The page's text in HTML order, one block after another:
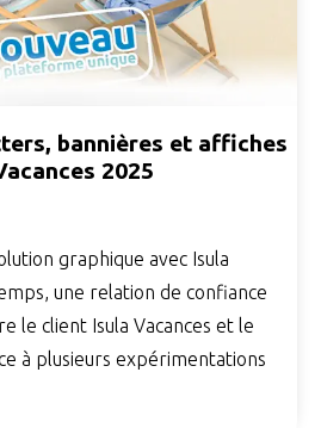
bannières et affiches
2025
graphique avec Isula
une relation de confiance
le client Isula Vacances et le
à plusieurs expérimentations